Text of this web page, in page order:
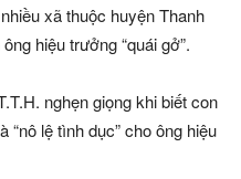
xã thuộc huyện Thanh
hiệu trưởng “quái gở”.
nghẹn giọng khi biết con
lệ tình dục” cho ông hiệu